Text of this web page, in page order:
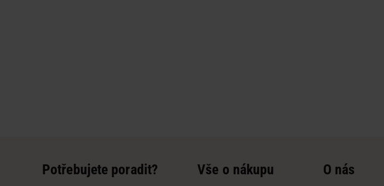
Potřebujete poradit? Vše o nákupu O nás